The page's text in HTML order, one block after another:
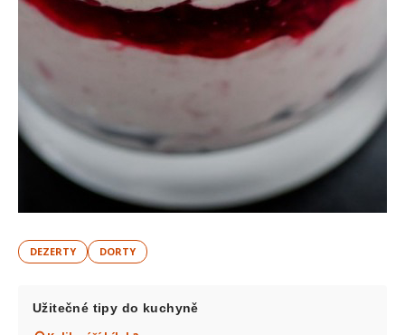
DEZERTY DORTY
Užitečné tipy do kuchyně